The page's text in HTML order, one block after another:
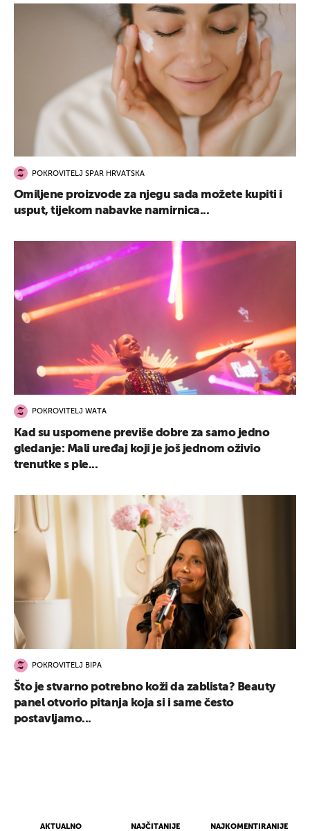
AKTUALNO NAJČITANIJE NAJKOMENTIRANIJE
POKROVITELJ SPAR HRVATSKA
Omiljene proizvode za njegu sada možete kupiti i
usput, tijekom nabavke namirnica...
POKROVITELJ WATA
Kad su uspomene previše dobre za samo jedno
gledanje: Mali uređaj koji je još jednom oživio
trenutke s ple...
POKROVITELJ BIPA
Što je stvarno potrebno koži da zablista? Beauty
panel otvorio pitanja koja si i same često
postavljamo...